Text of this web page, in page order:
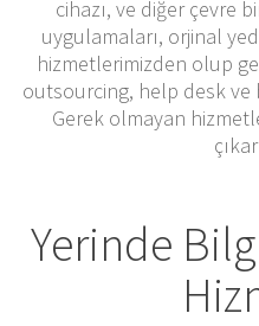
cihazı, ve diğer çevre
uygulamaları, orjinal
hizmetlerimizden olup
outsourcing, help desk
Gerek olmayan
Yerinde